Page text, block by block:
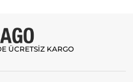
ÜCRETSİZ KARGO